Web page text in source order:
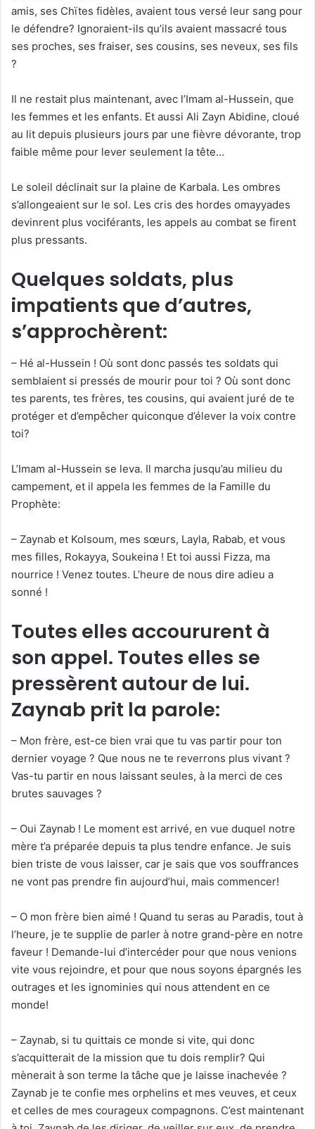
amis, ses Chïtes fidèles, avaient tous versé leur sang pour
le défendre? Ignoraient-ils qu’ils avaient massacré tous
ses proches, ses fraiser, ses cousins, ses neveux, ses fils
?
Il ne restait plus maintenant, avec l’Imam al-Hussein, que
les femmes et les enfants. Et aussi Ali Zayn Abidine, cloué
au lit depuis plusieurs jours par une fièvre dévorante, trop
faible même pour lever seulement la tête…
Le soleil déclinait sur la plaine de Karbala. Les ombres
s’allongeaient sur le sol. Les cris des hordes omayyades
devinrent plus vociférants, les appels au combat se firent
plus pressants.
Quelques soldats, plus
impatients que d’autres,
s’approchèrent:
– Hé al-Hussein ! Où sont donc passés tes soldats qui
semblaient si pressés de mourir pour toi ? Où sont donc
tes parents, tes frères, tes cousins, qui avaient juré de te
protéger et d’empêcher quiconque d’élever la voix contre
toi?
L’Imam al-Hussein se leva. Il marcha jusqu’au milieu du
campement, et il appela les femmes de la Famille du
Prophète:
– Zaynab et Kolsoum, mes sœurs, Layla, Rabab, et vous
mes filles, Rokayya, Soukeina ! Et toi aussi Fizza, ma
nourrice ! Venez toutes. L’heure de nous dire adieu a
sonné !
Toutes elles accoururent à
son appel. Toutes elles se
pressèrent autour de lui.
Zaynab prit la parole:
– Mon frère, est-ce bien vrai que tu vas partir pour ton
dernier voyage ? Que nous ne te reverrons plus vivant ?
Vas-tu partir en nous laissant seules, à la merci de ces
brutes sauvages ?
– Oui Zaynab ! Le moment est arrivé, en vue duquel notre
mère t’a préparée depuis ta plus tendre enfance. Je suis
bien triste de vous laisser, car je sais que vos souffrances
ne vont pas prendre fin aujourd’hui, mais commencer!
– O mon frère bien aimé ! Quand tu seras au Paradis, tout à
l’heure, je te supplie de parler à notre grand-père en notre
faveur ! Demande-lui d’intercéder pour que nous venions
vite vous rejoindre, et pour que nous soyons épargnés les
outrages et les ignominies qui nous attendent en ce
monde!
– Zaynab, si tu quittais ce monde si vite, qui donc
s’acquitterait de la mission que tu dois remplir? Qui
mènerait à son terme la tâche que je laisse inachevée ?
Zaynab je te confie mes orphelins et mes veuves, et ceux
et celles de mes courageux compagnons. C’est maintenant